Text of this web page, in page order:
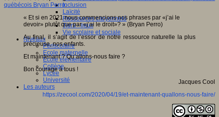
Inclusion
Laïcité
Ressources citoyenneté
Tiers - lieux
Vie scolaire et sociale
Niveaux
Périscolaire
Ecole maternelle
Ecole élémentaire
Collège
Lycée
Université
Les auteurs
québécois Bryan Perro.
« Et si en 2021 nous commencions nos phrases par «j’ai le
devoir» plutôt que par «j’ai le droit»? » (Bryan Perro)
Au final, il s’agit de l’essor de notre ressource naturelle la plus
précieuse, nos enfants.
Et maintenant ? Qu’allons-nous faire ?
Bon courage à tous !
Jacques Cool
https://zecool.com/2020/04/19/et-maintenant-quallons-nous-faire/